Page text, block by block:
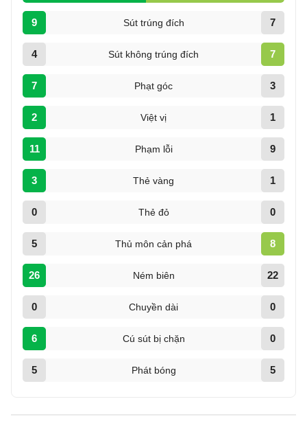
9 Sút trúng đích 7
4 Sút không trúng đích 7
7 Phạt góc 3
2 Việt vị 1
11 Phạm lỗi 9
3 Thẻ vàng 1
0 Thẻ đỏ 0
5 Thủ môn cản phá 8
26 Ném biên 22
0 Chuyền dài 0
6 Cú sút bị chặn 0
5 Phát bóng 5